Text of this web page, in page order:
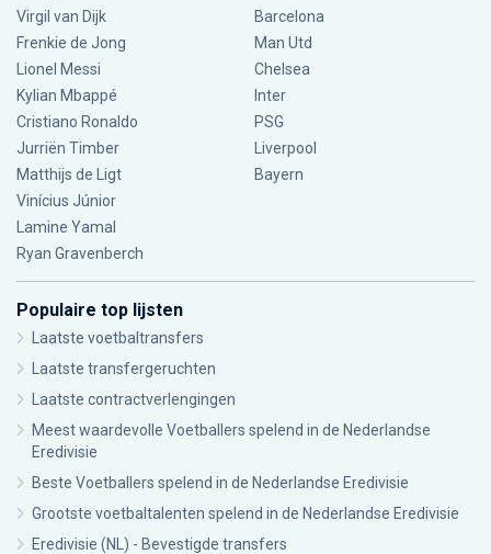
Virgil van Dijk
Frenkie de Jong
Lionel Messi
Kylian Mbappé
Cristiano Ronaldo
Jurriën Timber
Matthijs de Ligt
Vinícius Júnior
Lamine Yamal
Ryan Gravenberch
Barcelona
Man Utd
Chelsea
Inter
PSG
Liverpool
Bayern
Populaire top lijsten
Laatste voetbaltransfers
Laatste transfergeruchten
Laatste contractverlengingen
Meest waardevolle Voetballers spelend in de Nederlandse
Eredivisie
Beste Voetballers spelend in de Nederlandse Eredivisie
Grootste voetbaltalenten spelend in de Nederlandse Eredivisie
Eredivisie (NL) - Bevestigde transfers